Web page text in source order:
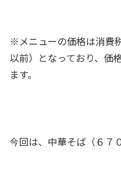
※メニューの価格は消費
以前）となっており、価
ます。
今回は、中華そば（６７